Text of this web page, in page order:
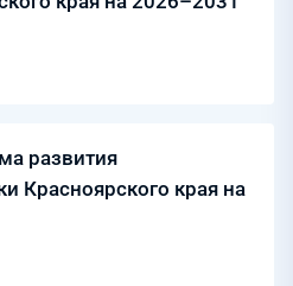
развития
Красноярского края на